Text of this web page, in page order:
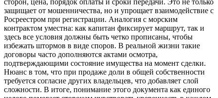
защищает от мошенничества, но и упрощает взаимодействие с
Росреестром при регистрации. Аналогия с морским
контрактом уместна: как капитан фиксирует маршрут, так и
здесь все условия должны быть четко прописаны, чтобы
избежать штормов в виде споров. В реальной жизни такие
договоры часто дополняются актами осмотра,
подтверждающими состояние имущества на момент сделки.
Нюанс в том, что при продаже доли в общей собственности
требуется согласие других владельцев, что добавляет слой
сложности. В итоге, понимание этого документа как единого